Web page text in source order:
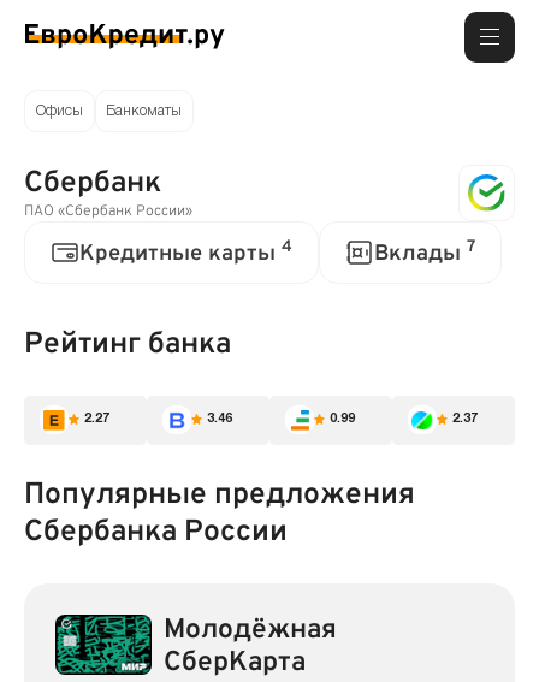
Офисы Банкоматы
Сбербанк
ПАО «Сбербанк России»
Кредитные карты 4 Вклады 7
Рейтинг банка
2.27 3.46 0.99 2.37
Популярные предложения
Сбербанка России
Молодёжная
СберКарта